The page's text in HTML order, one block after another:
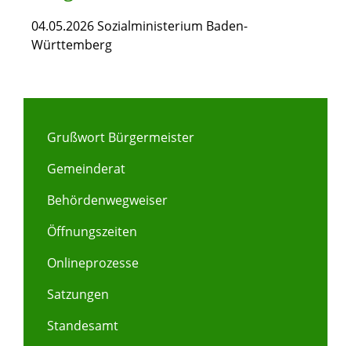
04.05.2026 Sozialministerium Baden-
Württemberg
Grußwort Bürgermeister
Gemeinderat
Behördenwegweiser
Öffnungszeiten
Onlineprozesse
Satzungen
Standesamt